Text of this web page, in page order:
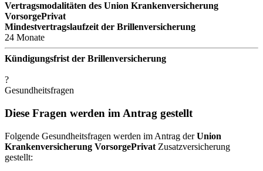
Vertragsmodalitäten des Union Krankenversicherung
VorsorgePrivat
Mindestvertragslaufzeit der Brillenversicherung
24 Monate
Kündigungsfrist der Brillenversicherung
?
Gesundheitsfragen
Diese Fragen werden im Antrag gestellt
Folgende Gesundheitsfragen werden im Antrag derUnion
Krankenversicherung VorsorgePrivat Zusatzversicherung
gestellt: